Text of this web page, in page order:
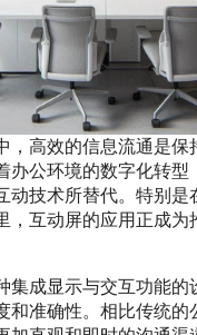
，高效的信息流通是保
办公环境的数字化转型
动技术所替代。特别是
，互动屏的应用正成为
集成显示与交互功能的
和准确性。相比传统的